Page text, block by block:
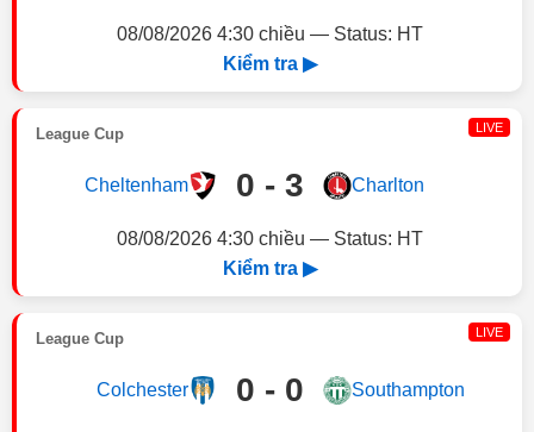
08/08/2026 4:30 chiều — Status: HT
Kiểm tra ▶
League Cup LIVE
Cheltenham 0 - 3 Charlton
08/08/2026 4:30 chiều — Status: HT
Kiểm tra ▶
League Cup LIVE
Colchester 0 - 0 Southampton